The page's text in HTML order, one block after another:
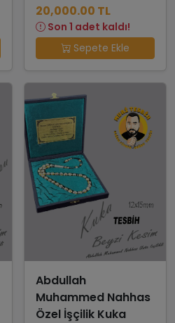
20,000.00 TL
Son 1 adet kaldı!
Sepete Ekle
Abdullah
Muhammed Nahhas
Özel İşçilik Kuka